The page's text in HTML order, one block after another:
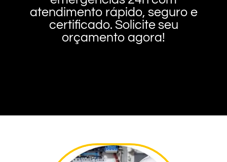
atendimento rápido, seguro e
certificado. Solicite seu
orçamento agora!